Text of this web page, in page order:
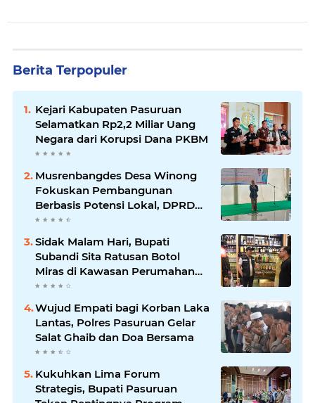
Berita Terpopuler
Kejari Kabupaten Pasuruan
Selamatkan Rp2,2 Miliar Uang
Negara dari Korupsi Dana PKBM
Musrenbangdes Desa Winong
Fokuskan Pembangunan
Berbasis Potensi Lokal, DPRD
Optimistis Meski Dihantam
Efisiensi Anggaran
Sidak Malam Hari, Bupati
Subandi Sita Ratusan Botol
Miras di Kawasan Perumahan
Sidoarjo
Wujud Empati bagi Korban Laka
Lantas, Polres Pasuruan Gelar
Salat Ghaib dan Doa Bersama
Kukuhkan Lima Forum
Strategis, Bupati Pasuruan